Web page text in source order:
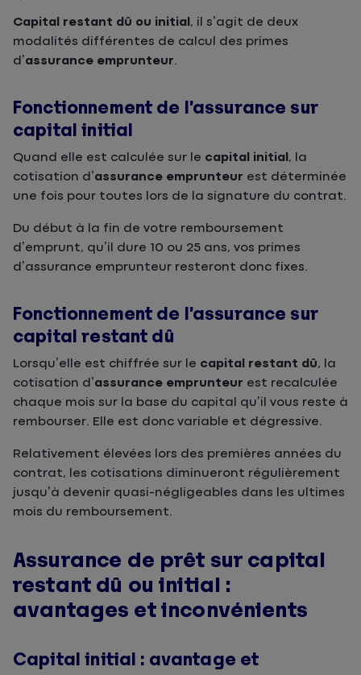
Capital restant dû ou initial , il s’agit de deux
modalités différentes de calcul des primes
d’assurance emprunteur.
Fonctionnement de l’assurance sur
capital initial
Quand elle est calculée sur le capital initial , la
cotisation d’assurance emprunteur est déterminée
une fois pour toutes lors de la signature du contrat.
Du début à la fin de votre remboursement
d’emprunt, qu’il dure 10 ou 25 ans, vos primes
d’assurance emprunteur resteront donc fixes.
Fonctionnement de l’assurance sur
capital restant dû
Lorsqu’elle est chiffrée sur le capital restant dû, la
cotisation d’assurance emprunteur est recalculée
chaque mois sur la base du capital qu’il vous reste à
rembourser. Elle est donc variable et dégressive.
Relativement élevées lors des premières années du
contrat, les cotisations diminueront régulièrement
jusqu’à devenir quasi-négligeables dans les ultimes
mois du remboursement.
Assurance de prêt sur capital
restant dû ou initial :
avantages et inconvénients
Capital initial : avantage et